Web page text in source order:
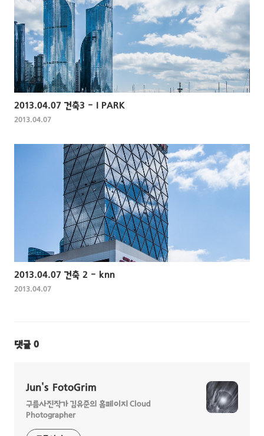
2013.04.07 건축3 - I PARK
2013.04.07
2013.04.07 건축 2 - knn
2013.04.07
댓글 0
Jun's FotoGrim
구름사진작가 김유준의 홈페이지 Cloud
Photographer